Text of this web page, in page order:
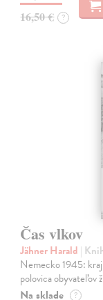
16,50 € ?
Čas vlkov
Jähner Harald |
Nemecko 1945:
polovica obyvateľov
Na sklade ?